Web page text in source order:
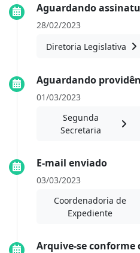
Aguardando
28/02/2023
Diretoria Legislativa
Aguardando
01/03/2023
Segunda
Secretaria
E-mail enviado
03/03/2023
Coordenadoria de
Expediente
Arquive-se